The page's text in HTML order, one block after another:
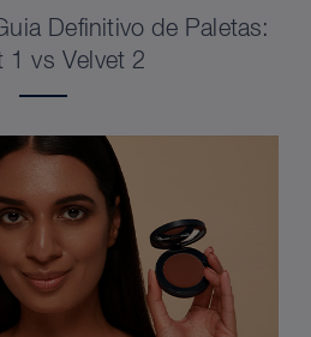
Definitivo de Paletas:
1 vs Velvet 2